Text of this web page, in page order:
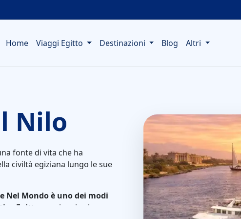
Home Viaggi Egitto Destinazioni Blog Altri
Nilo
fonte di vita che ha
civiltà egiziana lungo le sue
Nel Mondo è uno dei modi
Egitto
, un viaggio che